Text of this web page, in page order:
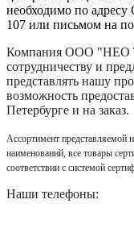
необходимо по
107 или письмом на
Компания ООО "НЕО
сотрудничеству и
представлять нашу
возможность
Петербурге и на заказ.
Ассортимент представляемой
наименований, все товары
соответствии с системой
Наши телефоны: